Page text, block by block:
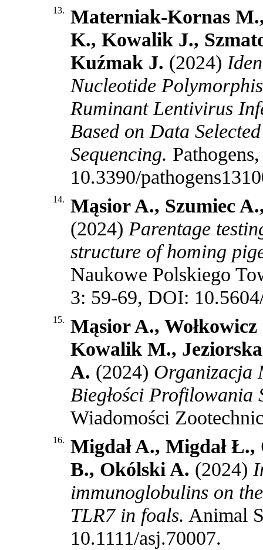
13.
Materniak-Kornas
K., Kowalik J.,
Kuźmak J. (2024)
Nucleotide
Ruminant Lentivirus
Based on Data
Sequencing.
10.3390/
14.
Mąsior A., Szumiec
(2024) Parentage
structure of homing
Naukowe Polskiego
3: 59-69, DOI:
15.
Mąsior A.,
Kowalik M.,
A. (2024) Organizacja
Biegłości
Wiadomości
16.
Migdał A., Migdał
B., Okólski A. (2024)
immunoglobulins on
TLR7 in foals. Animal
10.1111/asj.70007.